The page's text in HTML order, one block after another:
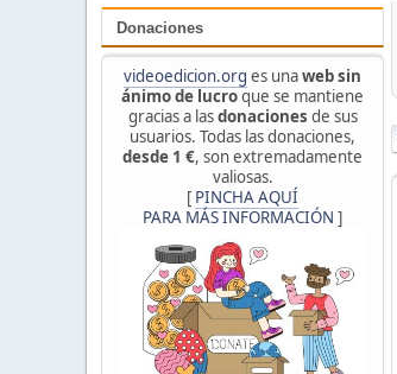
Donaciones
videoedicion.org es unaweb sin
ánimo de lucroque se mantiene
gracias a lasdonaciones de sus
usuarios. Todas las donaciones,
desde 1 €, son extremadamente
valiosas.
[ PINCHA AQUÍ
PARA MÁS INFORMACIÓN ]